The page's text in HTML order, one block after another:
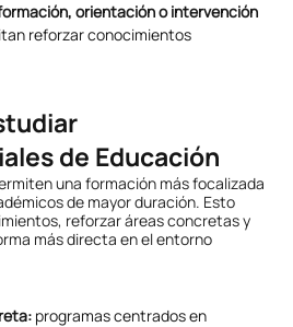
orientación o intervención
reforzar conocimientos
de Educación
una formación más focalizada
de mayor duración. Esto
reforzar áreas concretas y
más directa en el entorno
programas centrados en